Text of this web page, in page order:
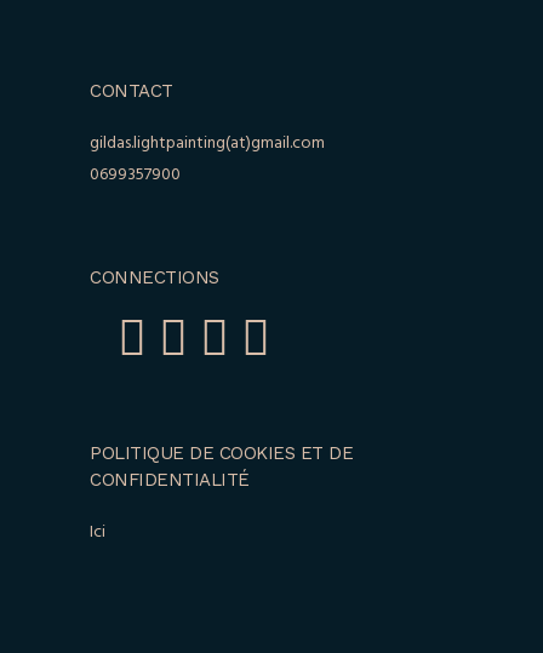
CONTACT
gildas.lightpainting(at)gmail.com
0699357900
CONNECTIONS
POLITIQUE DE COOKIES ET DE
CONFIDENTIALITÉ
Ici